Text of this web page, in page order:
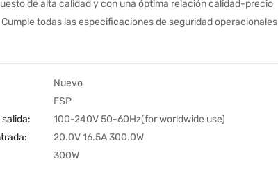
de alta calidad y con una óptima relación calidad-precio
Cumple todas las especificaciones de seguridad operacionales
Nuevo
FSP
100-240V 50-60Hz(for worldwide use)
20.0V 16.5A 300.0W
300W